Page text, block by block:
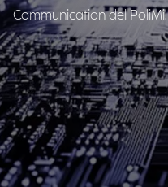
Communication del PoliMi.